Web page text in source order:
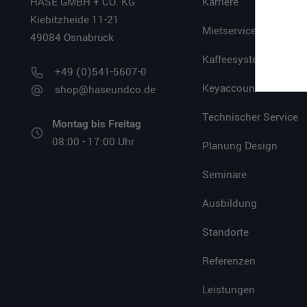
Kiebitzheide 11-21
49084 Osnabrück
+49 (0)541-5607-0
shop@haseundco.de
Montag bis Freitag
08:00 - 17:00 Uhr
Mietservice
Kaffeesystem
Keyaccount
Technischer Service
Planung Design
Seminare
Ausbildung
Standorte
Referenzen
Leistungen